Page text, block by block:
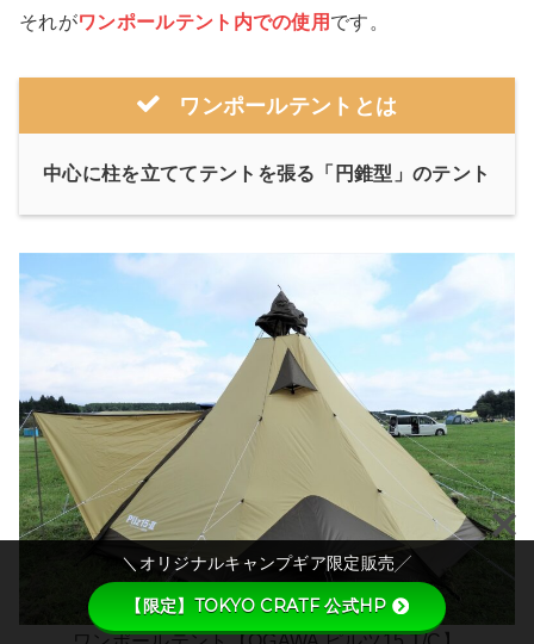
それがワンポールテント内での使用 です。
ワンポールテントとは
中心に柱を立ててテントを張る「円錐型」のテント
＼オリジナルキャンプギア限定販売╱
【限定】TOKYO CRATF 公式HP